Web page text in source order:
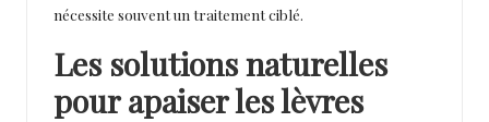
nécessite souvent un traitement ciblé.
Les solutions naturelles
pour apaiser les lèvres